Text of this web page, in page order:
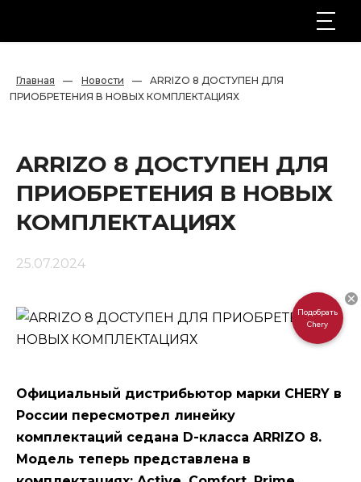
Главная — Новости —
ARRIZO 8 ДОСТУПЕН ДЛЯ
ПРИОБРЕТЕНИЯ В НОВЫХ КОМПЛЕКТАЦИЯХ
ARRIZO 8 ДОСТУПЕН ДЛЯ
ПРИОБРЕТЕНИЯ В НОВЫХ
КОМПЛЕКТАЦИЯХ
25.07.2024
Официальный дистрибьютор марки CHERY в
России пересмотрел линейку
комплектаций седана D-класса ARRIZO 8.
Модель теперь представлена в
Подобрать
Chery